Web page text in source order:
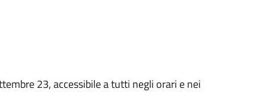
23, accessibile a tutti negli orari e nei